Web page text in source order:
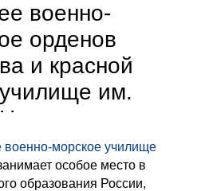
военно-
орденов
и красной
им.
морское училище
особое место в
образования России,